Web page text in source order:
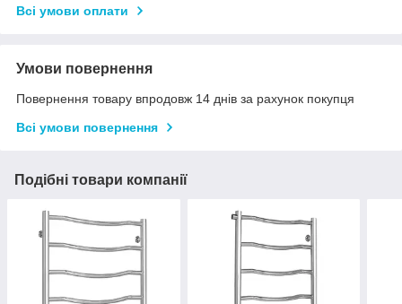
Всі умови оплати
Умови повернення
Повернення товару впродовж 14 днів за рахунок покупця
Всі умови повернення
Подібні товари компанії